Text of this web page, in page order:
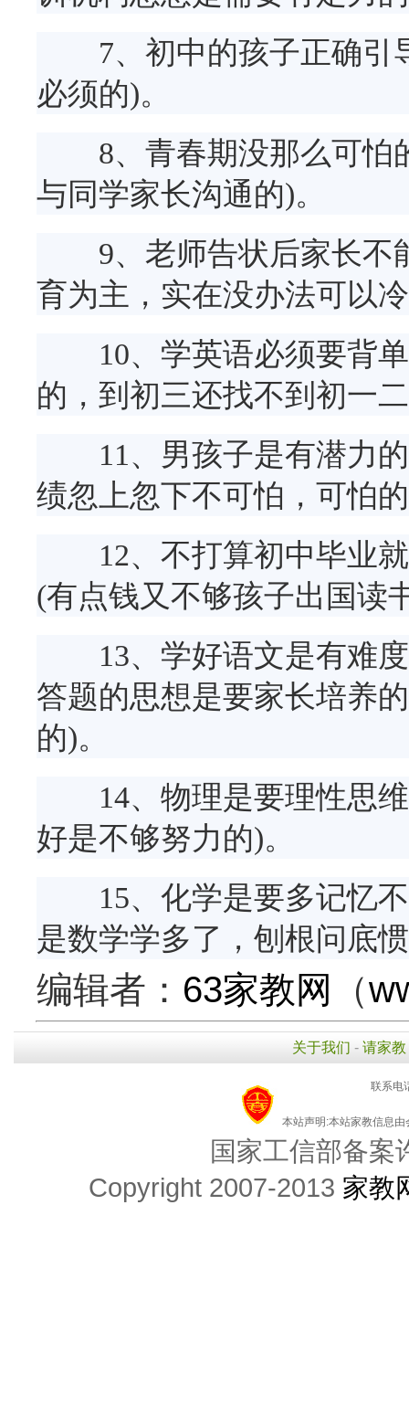
7、初中的孩子正确引
必须的)。
8、青春期没那么可怕
与同学家长沟通的)。
9、老师告状后家长不
育为主，实在没办法可以
10、学英语必须要背单
的，到初三还找不到初一
11、男孩子是有潜力的
绩忽上忽下不可怕，可怕
12、不打算初中毕业就
(有点钱又不够孩子出国读
13、学好语文是有难度
答题的思想是要家长培养
的)。
14、物理是要理性思维
好是不够努力的)。
15、化学是要多记忆不
是数学学多了，刨根问底
编辑者： 63家教网 （
关于我们 - 请家教
联系电
本站声明:本站家教信息
国家工信部备案
Copyright 2007-2013 家教